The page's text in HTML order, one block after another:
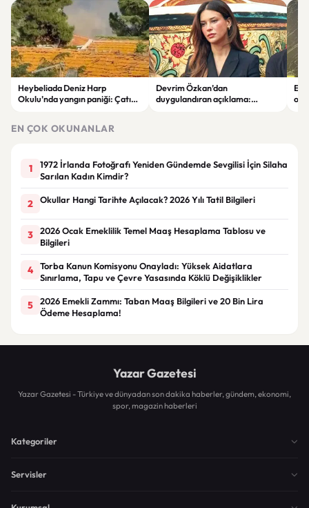
Heybeliada Deniz Harp
Okulu’nda yangın paniği: Çatıda
Devrim Özkan’dan
duygulandıran açıklama:
EN ÇOK OKUNANLAR
1
1972 İrlanda Fotoğrafı Yeniden Gündemde Sevgilisi İçin Silaha
Sarılan Kadın Kimdir?
2 Okullar Hangi Tarihte Açılacak? 2026 Yılı Tatil Bilgileri
3
2026 Ocak Emeklilik Temel Maaş Hesaplama Tablosu ve
Bilgileri
4
Torba Kanun Komisyonu Onayladı: Yüksek Aidatlara
Sınırlama, Tapu ve Çevre Yasasında Köklü Değişiklikler
5
2026 Emekli Zammı: Taban Maaş Bilgileri ve 20 Bin Lira
Ödeme Hesaplama!
Yazar Gazetesi
Yazar Gazetesi - Türkiye ve dünyadan son dakika haberler, gündem, ekonomi,
spor, magazin haberleri
Kategoriler
Servisler